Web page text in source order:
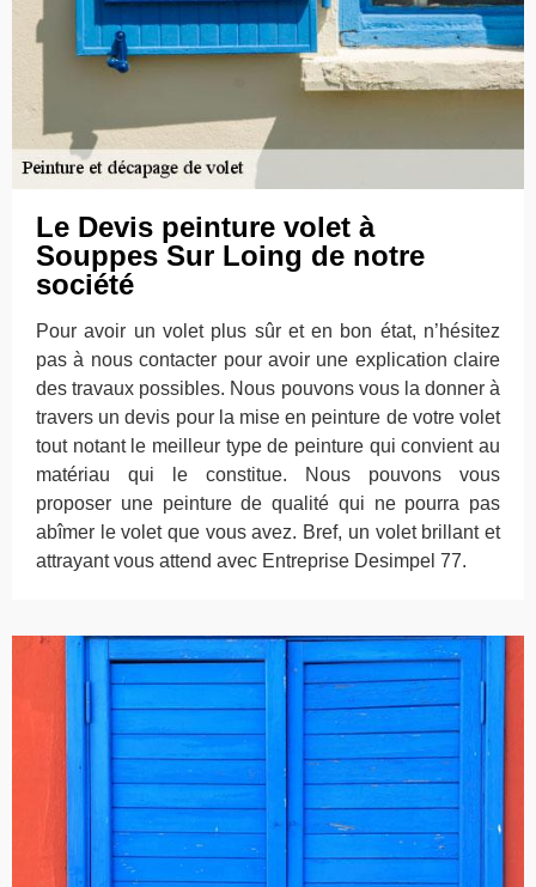
Le Devis peinture volet à
Souppes Sur Loing de notre
société
Pour avoir un volet plus sûr et en bon état, n’hésitez
pas à nous contacter pour avoir une explication claire
des travaux possibles. Nous pouvons vous la donner à
travers un devis pour la mise en peinture de votre volet
tout notant le meilleur type de peinture qui convient au
matériau qui le constitue. Nous pouvons vous
proposer une peinture de qualité qui ne pourra pas
abîmer le volet que vous avez. Bref, un volet brillant et
attrayant vous attend avec Entreprise Desimpel 77.